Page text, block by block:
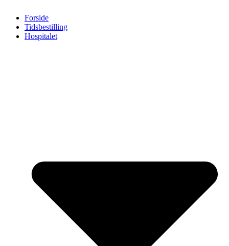
Forside
Tidsbestilling
Hospitalet